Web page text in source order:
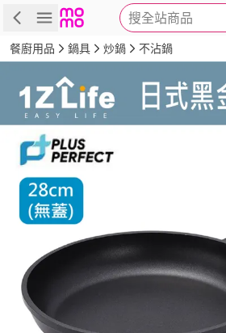
搜全站商品
商品 評價 詳情
餐廚用品 鍋具 炒鍋 不沾鍋